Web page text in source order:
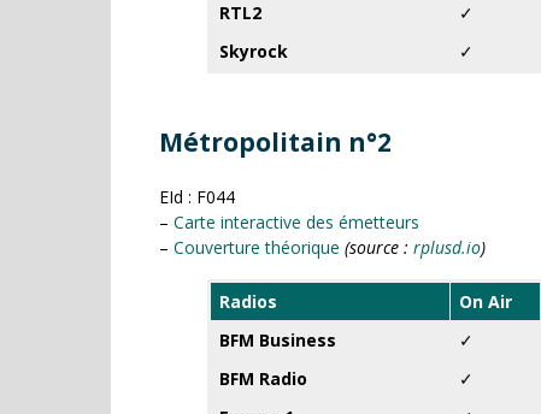
RTL2
✓
Skyrock
✓
Métropolitain n°2
EId : F044
– Carte interactive des émetteurs
– Couverture théorique (source : rplusd.io)
Radios On Air
BFM Business
✓
BFM Radio
✓